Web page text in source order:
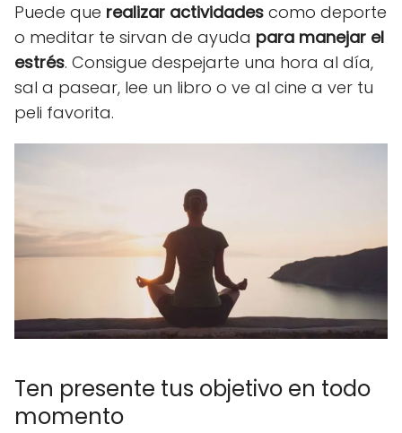
Puede que realizar actividades como deporte
o meditar te sirvan de ayuda para manejar el
estrés. Consigue despejarte una hora al día,
sal a pasear, lee un libro o ve al cine a ver tu
peli favorita.
Ten presente tus objetivo en todo
momento